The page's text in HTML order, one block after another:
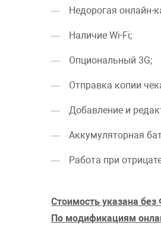
Недорогая онлайн-
Наличие Wi-Fi;
Опциональный 3G;
Отправка копии
Добавление и
Аккумуляторная
Работа при
Стоимость указана
По модификациям